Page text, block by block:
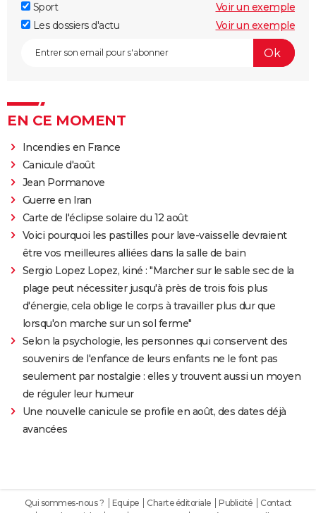
Sport
Voir un exemple
Les dossiers d'actu
Voir un exemple
EN CE MOMENT
Incendies en France
Canicule d'août
Jean Pormanove
Guerre en Iran
Carte de l'éclipse solaire du 12 août
Voici pourquoi les pastilles pour lave-vaisselle devraient
être vos meilleures alliées dans la salle de bain
Sergio Lopez Lopez, kiné : "Marcher sur le sable sec de la
plage peut nécessiter jusqu'à près de trois fois plus
d'énergie, cela oblige le corps à travailler plus dur que
lorsqu'on marche sur un sol ferme"
Selon la psychologie, les personnes qui conservent des
souvenirs de l'enfance de leurs enfants ne le font pas
seulement par nostalgie : elles y trouvent aussi un moyen
de réguler leur humeur
Une nouvelle canicule se profile en août, des dates déjà
avancées
Qui sommes-nous ? Equipe Charte éditoriale Publicité
Contact